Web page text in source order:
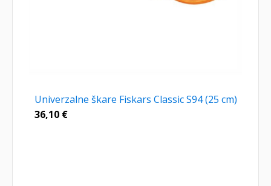
Univerzalne škare Fiskars Classic S94 (25 cm)
36,10 €